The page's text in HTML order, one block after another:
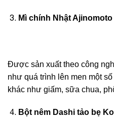
Mì chính Nhật Ajinomoto
Được sản xuất theo công
như quá trình lên men một
khác như giấm, sữa chua,
Bột nêm Dashi tảo bẹ